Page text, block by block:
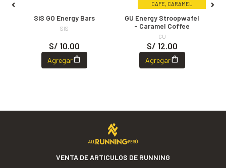
SiS GO Energy Bars
SIS
S/ 10.00
Agregar
CAFE, CARAMEL
GU Energy Stroopwafel
- Caramel Coffee
GU
S/ 12.00
Agregar
VENTA DE ARTICULOS DE RUNNING